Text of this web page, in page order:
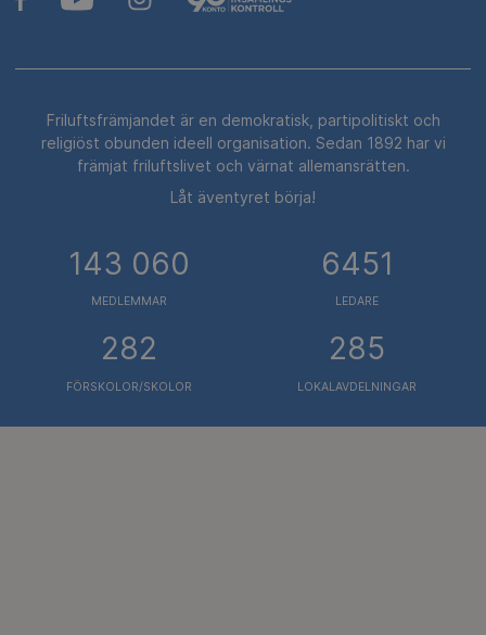
Friluftsfrämjandet är en demokratisk, partipolitiskt och
religiöst obunden ideell organisation. Sedan 1892 har vi
främjat friluftslivet och värnat allemansrätten.
Låt äventyret börja!
143 060
MEDLEMMAR
6451
LEDARE
282
FÖRSKOLOR/SKOLOR
285
LOKALAVDELNINGAR